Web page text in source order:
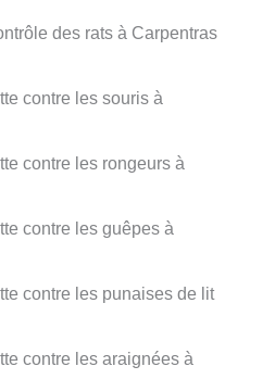
des rats à Carpentras
contre les souris à
contre les rongeurs à
contre les guêpes à
contre les punaises de lit
contre les araignées à